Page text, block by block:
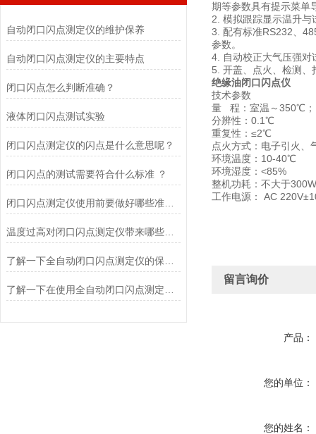
自动闭口闪点测定仪的维护保养
自动闭口闪点测定仪的主要特点
闭口闪点怎么判断准确？
液体闭口闪点测试实验
闭口闪点测定仪的闪点是什么意思呢？
闭口闪点的测试需要符合什么标准 ？
闭口闪点测定仪使用前要做好哪些准备工作?
温度过高对闭口闪点测定仪带来哪些影响?
期等参数具有提示菜单
2. 模拟跟踪显示温升
3. 配有标准RS232、
参数。
4. 自动校正大气压强对
5. 开盖、点火、检测
绝缘油闭口闪点仪
技术参数
量 程：室温～350℃
分辨性：0.1℃
重复性：≤2℃
点火方式：电子引火、
环境温度：10-
环境湿度：<85%
整机功耗：不大于300W
工作电源： AC
留言询价
产品：
您的单位：
您的姓名：